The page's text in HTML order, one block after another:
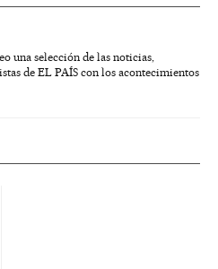
una selección de las noticias,
de EL PAÍS con los acontecimientos